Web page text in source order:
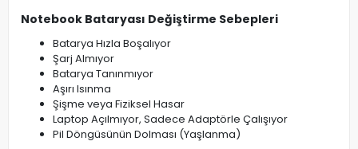
Notebook Bataryası Değiştirme Sebepleri
Batarya Hızla Boşalıyor
Şarj Almıyor
Batarya Tanınmıyor
Aşırı Isınma
Şişme veya Fiziksel Hasar
Laptop Açılmıyor, Sadece Adaptörle Çalışıyor
Pil Döngüsünün Dolması (Yaşlanma)